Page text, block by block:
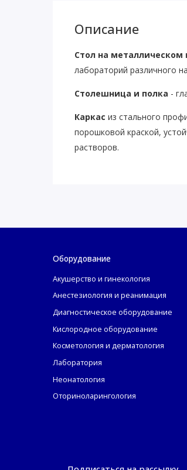
Описание
Стол на металлическом
лабораторий различного
Столешница и полка -
Каркас из стального
порошковой краской,
растворов.
Оборудование
Акушерство и гинекология
Анестезиология и реанимация
Диагностическое оборудование
Кислородное оборудование
Косметология и дерматология
Лаборатория
Неонатология
Оториноларингология